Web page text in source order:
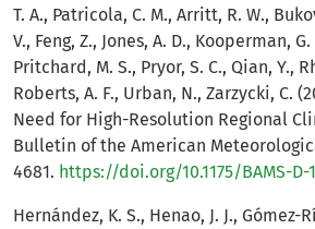
T. A., Patricola, C. M., Arritt, R. W.,
V., Feng, Z., Jones, A. D., Kooperman,
Pritchard, M. S., Pryor, S. C., Qian, Y.,
Roberts, A. F., Urban, N., Zarzycki, C.
Need for High-Resolution Regional
Bulletin of the American
4681. https://doi.org/10.1175/BAMS-D-
Hernández, K. S., Henao, J. J., Gómez-